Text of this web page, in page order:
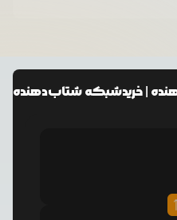
| خریدشبکه شتاب‌دهنده